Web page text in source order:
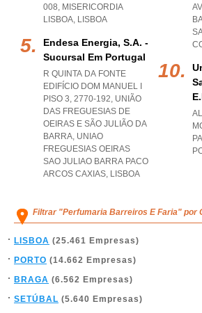
008, MISERICORDIA
LISBOA, LISBOA
Endesa Energia, S.a. -
Sucursal Em Portugal
R QUINTA DA FONTE
EDIFÍCIO DOM MANUEL I
PISO 3, 2770-192, UNIÃO
DAS FREGUESIAS DE
OEIRAS E SÃO JULIÃO DA
BARRA, UNIAO
FREGUESIAS OEIRAS
SAO JULIAO BARRA PACO
ARCOS CAXIAS, LISBOA
Filtrar "Perfumaria Barreiros E Faria" por
LISBOA (25.461 Empresas)
PORTO (14.662 Empresas)
BRAGA (6.562 Empresas)
SETÚBAL (5.640 Empresas)